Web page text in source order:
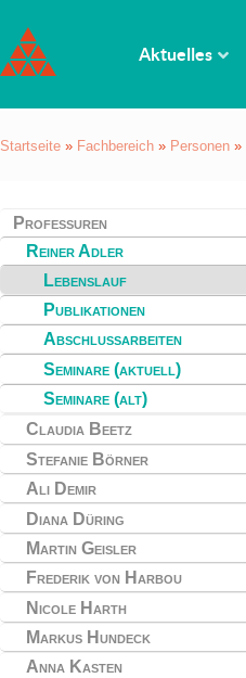
Aktuelles
Startseite » Fachbereich » Personen »
Professuren
Reiner Adler
Lebenslauf
Publikationen
Abschlussarbeiten
Seminare (aktuell)
Seminare (alt)
Claudia Beetz
Stefanie Börner
Ali Demir
Diana Düring
Martin Geisler
Frederik von Harbou
Nicole Harth
Markus Hundeck
Anna Kasten